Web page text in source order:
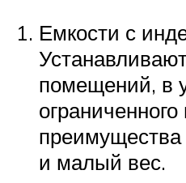
Емкости с
помещений, в
и малый вес.